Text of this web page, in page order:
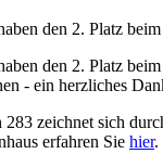
den 2. Platz
den 2. Platz
- ein herzliches
zeichnet sich
erfahren Sie hier.